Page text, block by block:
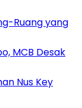
Ruang yang
MCB Desak
Nus Key